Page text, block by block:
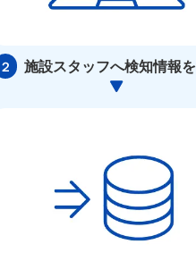
２ 施設スタッフへ検知情報